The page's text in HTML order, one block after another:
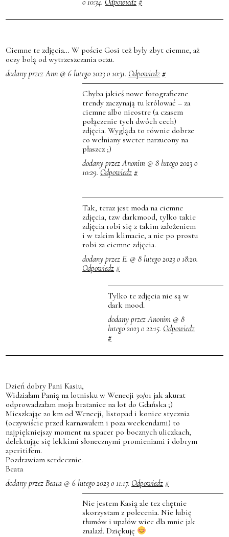
o 10:34. Odpowiedz #
Ciemne te zdjęcia… W poście Gosi też były zbyt ciemne, aż
oczy bolą od wytrzeszczania oczu.
dodany przez Ann @ 6 lutego 2023 o 10:31. Odpowiedz #
Chyba jakieś nowe fotograficzne
trendy zaczynają tu królować – za
ciemne albo nieostre (a czasem
połączenie tych dwóch cech)
zdjęcia. Wygląda to równie dobrze
co wełniany sweter narzucony na
płaszcz ;)
dodany przez Anonim @ 8 lutego 2023 o
10:29. Odpowiedz #
Tak, teraz jest moda na ciemne
zdjęcia, tzw darkmood, tylko takie
zdjęcia robi się z takim założeniem
i w takim klimacie, a nie po prostu
robi za ciemne zdjęcia.
dodany przez E. @ 8 lutego 2023 o 18:20.
Odpowiedz #
Tylko te zdjęcia nie są w
dark mood.
dodany przez Anonim @ 8
lutego 2023 o 22:15. Odpowiedz
#
Dzień dobry Pani Kasiu,
Widziałam Panią na lotnisku w Wenecji 30/01 jak akurat
odprowadzałam moja bratanice na lot do Gdańska ;)
Mieszkając 20 km od Wenecji, listopad i koniec stycznia
(oczywiście przed karnawałem i poza weekendami) to
najpiękniejszy moment na spacer po bocznych uliczkach,
delektując się lekkimi słonecznymi promieniami i dobrym
aperitifem.
Pozdrawiam serdecznie.
Beata
dodany przez Beata @ 6 lutego 2023 o 11:17. Odpowiedz #
Nie jestem Kasią ale tez chętnie
skorzystam z polecenia. Nie lubię
tłumów i upałów wiec dla mnie jak
znalazł. Dziękuję